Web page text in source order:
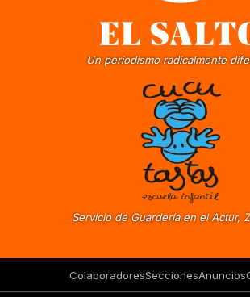
Un periodismo radicalmente
Servicio de Guardería en el Actur,
ColaboradoresSeccionesAnuncios